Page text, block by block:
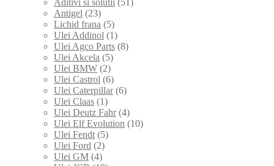
Antigel (23)
Lichid frana (5)
Ulei Addinol (1)
Ulei Agco Parts (8)
Ulei Akcela (5)
Ulei BMW (2)
Ulei Castrol (6)
Ulei Caterpillar (6)
Ulei Claas (1)
Ulei Deutz Fahr (4)
Ulei Elf Evolution (10)
Ulei Fendt (5)
Ulei Ford (2)
Ulei GM (4)